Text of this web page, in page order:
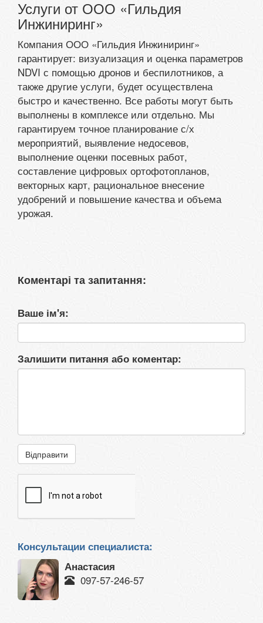
Услуги от ООО «Гильдия
Инжиниринг»
Компания ООО «Гильдия Инжиниринг»
гарантирует: визуализация и оценка параметров
NDVI с помощью дронов и беспилотников, а
также другие услуги, будет осуществлена
быстро и качественно. Все работы могут быть
выполнены в комплексе или отдельно. Мы
гарантируем точное планирование с/х
мероприятий, выявление недосевов,
выполнение оценки посевных работ,
составление цифровых ортофотопланов,
векторных карт, рациональное внесение
удобрений и повышение качества и объема
урожая.
Коментарі та запитання:
Ваше ім'я:
Залишити питання або коментар:
Відправити
Консультации специалиста:
Анастасия
097-57-246-57